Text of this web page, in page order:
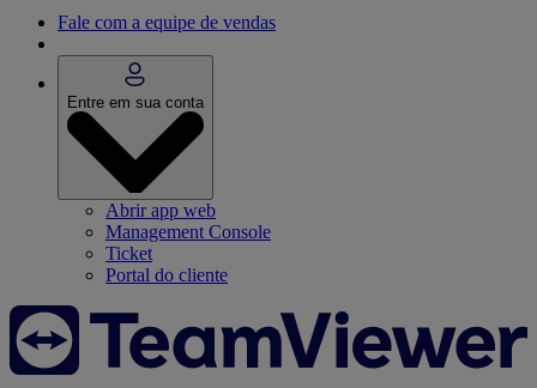
Fale com a equipe de vendas
Entre em sua conta
Abrir app web
Management Console
Ticket
Portal do cliente